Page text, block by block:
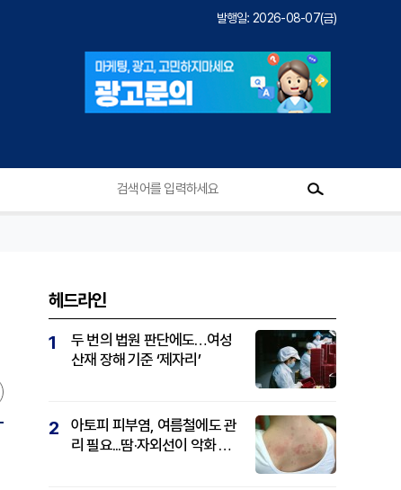
발행일: 2026-08-07(금)
헤드라인
1
두 번의 법원 판단에도…여성
산재 장해 기준 ‘제자리’
2
아토피 피부염, 여름철에도 관
리 필요...땀·자외선이 악화 요